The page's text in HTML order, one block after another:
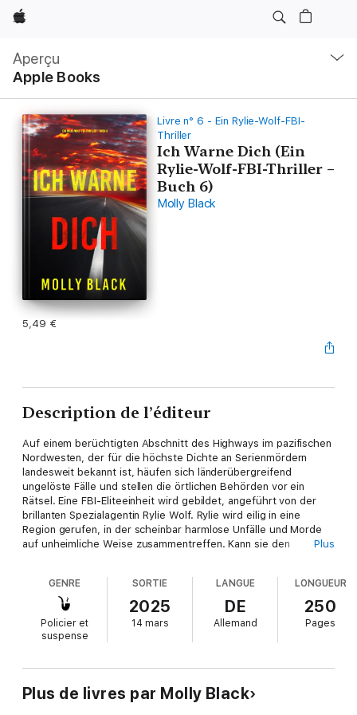
Apple
Aperçu
Apple Books
locale
Ouvrir
menu
Livre n° 6 - Ein Rylie-Wolf-FBI-
Thriller
Ich Warne Dich (Ein
Rylie-Wolf-FBI-Thriller –
Buch 6)
Molly Black
5,49 €
Description de l’éditeur
Auf einem berüchtigten Abschnitt des Highways im pazifischen
Nordwesten, der für die höchste Dichte an Serienmördern
landesweit bekannt ist, häufen sich länderübergreifend
ungelöste Fälle und stellen die örtlichen Behörden vor ein
Rätsel. Eine FBI-Eliteeinheit wird gebildet, angeführt von der
brillanten Spezialagentin Rylie Wolf. Rylie wird eilig in eine
Region gerufen, in der scheinbar harmlose Unfälle und Morde
auf unheimliche Weise zusammentreffen. Kann sie den
„Molly Black hat einen fesselnden Thriller geschrieben, der Sie
bis zur letzten Seite in Atem hält ... Ich war von diesem Buch
restlos begeistert und kann es kaum erwarten, den nächsten
Teil der Reihe zu verschlingen!”
Plus
GENRE
Policier et
suspense
SORTIE
2025
14 mars
LANGUE
DE
Allemand
LONGUEUR
250
Pages
Plus de livres par Molly Black